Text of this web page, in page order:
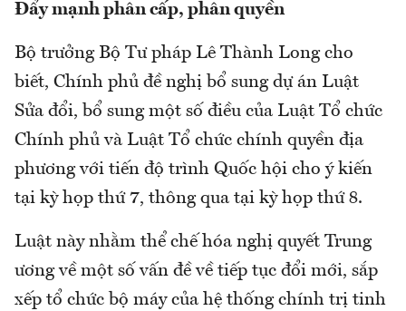
Đẩy mạnh phân cấp, phân quyền
Bộ trưởng Bộ Tư pháp Lê Thành Long cho
biết, Chính phủ đề nghị bổ sung dự án Luật
Sửa đổi, bổ sung một số điều của Luật Tổ chức
Chính phủ và Luật Tổ chức chính quyền địa
phương với tiến độ trình Quốc hội cho ý kiến
tại kỳ họp thứ 7, thông qua tại kỳ họp thứ 8.
Luật này nhằm thể chế hóa nghị quyết Trung
ương về một số vấn đề về tiếp tục đổi mới, sắp
xếp tổ chức bộ máy của hệ thống chính trị tinh